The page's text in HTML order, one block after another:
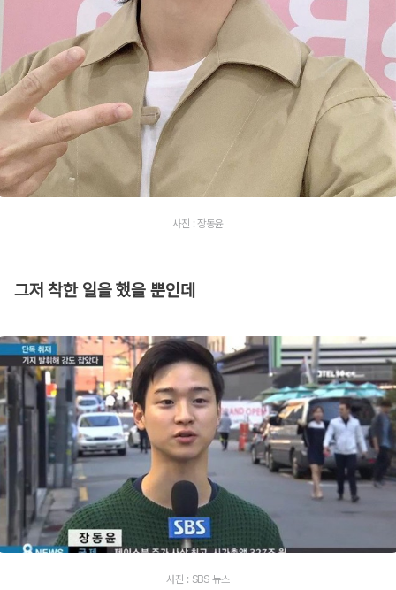
사진 : 장동윤
그저 착한 일을 했을 뿐인데
사진 : SBS 뉴스